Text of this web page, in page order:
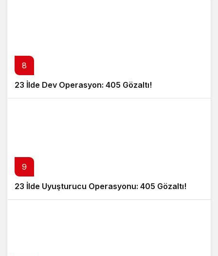
8
23 İlde Dev Operasyon: 405 Gözaltı!
9
23 İlde Uyuşturucu Operasyonu: 405 Gözaltı!